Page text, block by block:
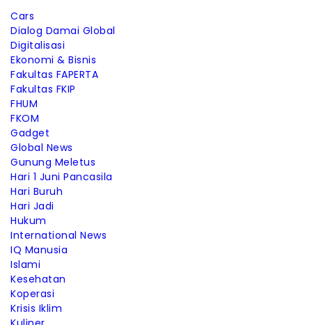
Cars
Dialog Damai Global
Digitalisasi
Ekonomi & Bisnis
Fakultas FAPERTA
Fakultas FKIP
FHUM
FKOM
Gadget
Global News
Gunung Meletus
Hari 1 Juni Pancasila
Hari Buruh
Hari Jadi
Hukum
International News
IQ Manusia
Islami
Kesehatan
Koperasi
Krisis Iklim